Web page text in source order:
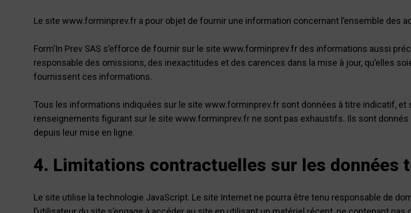
Le site www.forminprev.fr a pour objet de fournir une information concernant l’ensemble des
Form’In Prev SAS s’efforce de fournir sur le site www.forminprev.fr des informations aussi
responsable des omissions, des inexactitudes et des carences dans la mise à jour, qu’elles
fournissent ces informations.
Tous les informations indiquées sur le site www.forminprev.fr sont données à titre indicatif, et
renseignements figurant sur le site www.forminprev.fr ne sont pas exhaustifs. Ils sont
depuis leur mise en ligne.
4. Limitations contractuelles sur les données
Le site utilise la technologie JavaScript. Le site Internet ne pourra être tenu responsable de